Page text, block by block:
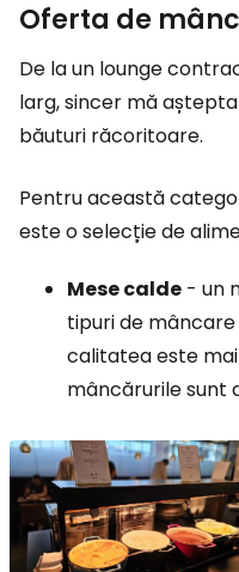
Oferta de
De la un lounge
larg, sincer mă
băuturi răcoritoare.
Pentru această
este o selecție de
Mese calde - un
tipuri de mâncare
calitatea este
mâncărurile sunt